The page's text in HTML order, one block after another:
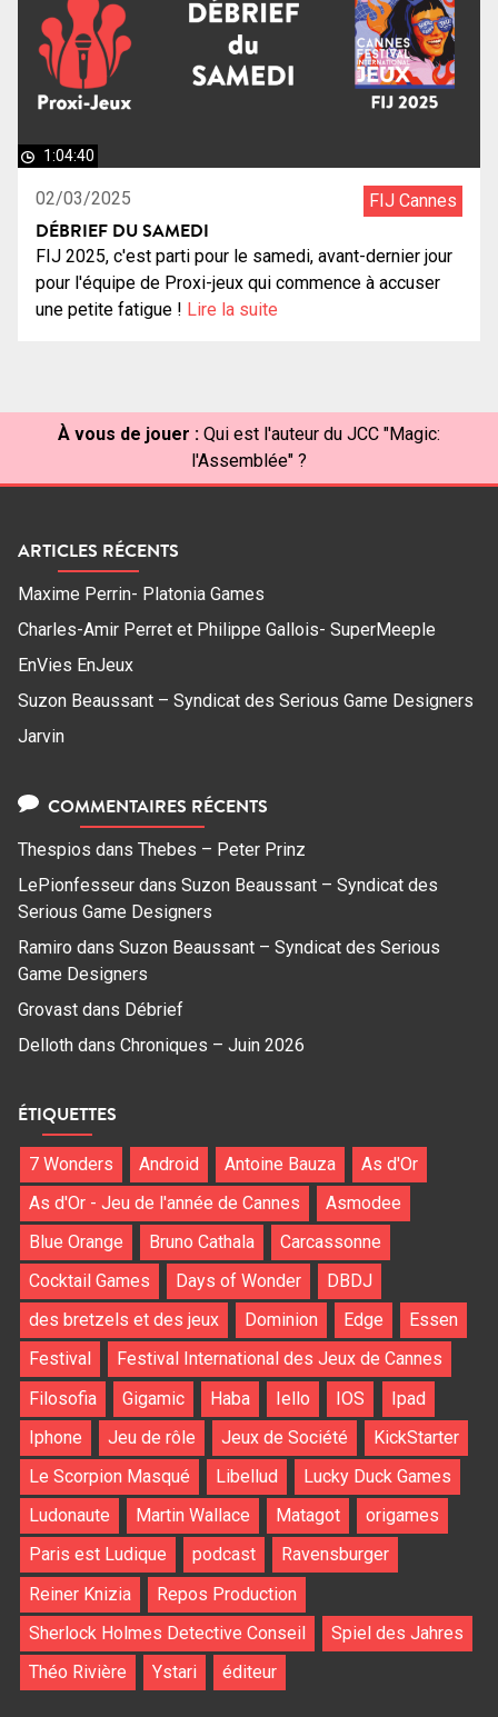
1:04:40
02/03/2025 FIJ Cannes
DÉBRIEF DU SAMEDI
FIJ 2025, c'est parti pour le samedi, avant-dernier jour
pour l'équipe de Proxi-jeux qui commence à accuser
une petite fatigue ! Lire la suite
À vous de jouer : Qui est l'auteur du JCC "Magic:
l'Assemblée" ?
ARTICLES RÉCENTS
Maxime Perrin- Platonia Games
Charles-Amir Perret et Philippe Gallois- SuperMeeple
EnVies EnJeux
Suzon Beaussant – Syndicat des Serious Game Designers
Jarvin
COMMENTAIRES RÉCENTS
Thespios dans Thebes – Peter Prinz
LePionfesseur dans Suzon Beaussant – Syndicat des
Serious Game Designers
Ramiro dans Suzon Beaussant – Syndicat des Serious
Game Designers
Grovast dans Débrief
Delloth dans Chroniques – Juin 2026
ÉTIQUETTES
7 Wonders Android Antoine Bauza
As d'Or
As d'Or - Jeu de l'année de Cannes
Asmodee
Blue Orange
Bruno Cathala
Carcassonne
Cocktail Games
Days of Wonder
DBDJ
des bretzels et des jeux
Dominion Edge
Essen
Festival
Festival International des Jeux de Cannes
Filosofia
Gigamic Haba Iello IOS
Ipad
Iphone
Jeu de rôle Jeux de Société
KickStarter
Le Scorpion Masqué
Libellud
Lucky Duck Games
Ludonaute
Martin Wallace Matagot
origames
Paris est Ludique
podcast
Ravensburger
Reiner Knizia
Repos Production
Sherlock Holmes Detective Conseil
Spiel des Jahres
Théo Rivière
Ystari éditeur